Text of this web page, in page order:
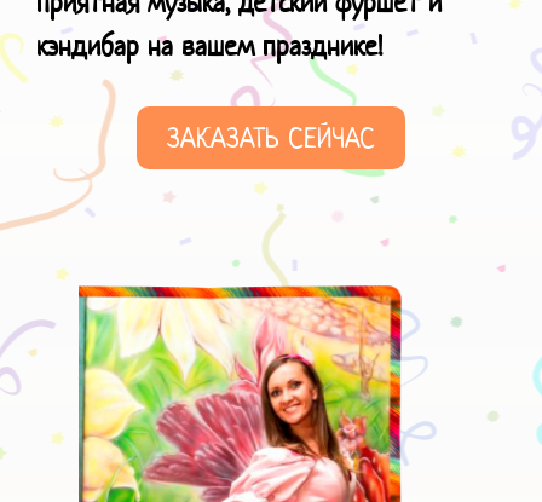
кэндибар на вашем празднике!
ЗАКАЗАТЬ СЕЙЧАС